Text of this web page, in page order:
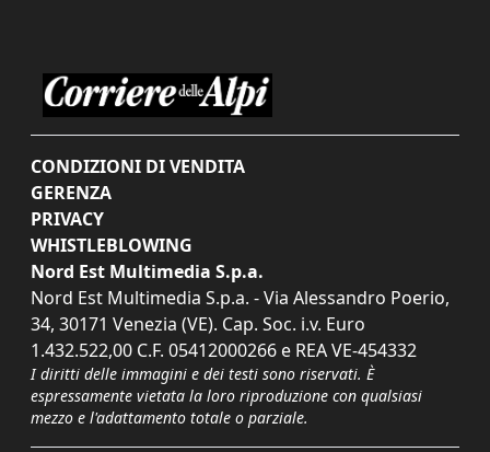
CONDIZIONI DI VENDITA
GERENZA
PRIVACY
WHISTLEBLOWING
Nord Est Multimedia S.p.a.
Nord Est Multimedia S.p.a. - Via Alessandro Poerio,
34, 30171 Venezia (VE). Cap. Soc. i.v. Euro
1.432.522,00 C.F. 05412000266 e REA VE-454332
I diritti delle immagini e dei testi sono riservati. È
espressamente vietata la loro riproduzione con qualsiasi
mezzo e l'adattamento totale o parziale.